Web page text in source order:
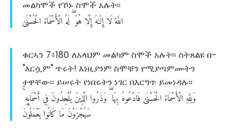
መልካሞች የኾኑ ስሞች አሉት፡፡
اللَّهُلَاإِلَـٰهَإِلَّاهُوَ لَهُالْأَسْمَاءُالْحُسْنَىٰ
ቁርኣን 7፥180 ለአላህም መልካም ስሞች አሉት፡፡ ስትጸልዩ በ-
"እርሷም" ጥሩት! እነዚያንም ስሞቹን የሚያጣምሙትን
ተዋቸው፡፡ ይሠሩት የነበሩትን ነገር በእርግጥ ይመነዳሉ፡፡
وَلِلَّهِالْأَسْمَاءُالْحُسْنَىٰفَادْعُوهُبِهَا وَذَرُواالَّذِينَيُلْحِدُونَفِيأَسْمَائِهِ
سَيُجْزَوْنَمَاكَانُوايَعْمَلُونَ